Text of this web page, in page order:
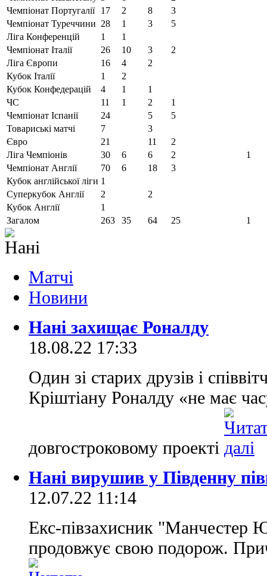
Чемпіонат Португалії
17 2 8
3
Чемпіонат Туреччини 28 1 3
5
Ліга Конференцій
1
1
Чемпіонат Італії
26 10 3
2
Ліга Європи
16 4
2
Кубок Італії
1
2
Кубок Конфедерацій
4 1
1
ЧС
11 1 2
1
Чемпiонат Іспанії
24 5
5
Товариські матчі
7
3
Євро
21 11
2
Ліга Чемпіонів
30 6 6 2
1
Чемпіонат Англії
70 6 18
3
Кубок англійської ліги 1
Суперкубок Англії
2
2
Кубок Англії
1
Загалом
263 35 64 25 1
Матчi
Новини
Нані захищає Роналду
18.08.22 17:33
Один зі старих друзів і
Кріштіану Роналду «не має
довгостроковому проекті
Нані вирушив у Південну
12.07.22 11:14
Екс-півзахисник "Манчестер
продовжує свою подорож.